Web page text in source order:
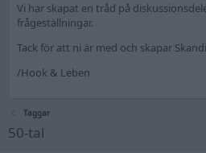
Vi har skapat en tråd på
frågeställningar.
Tack för att ni är med och skapar
/Hook & Leben
Taggar
50-tal